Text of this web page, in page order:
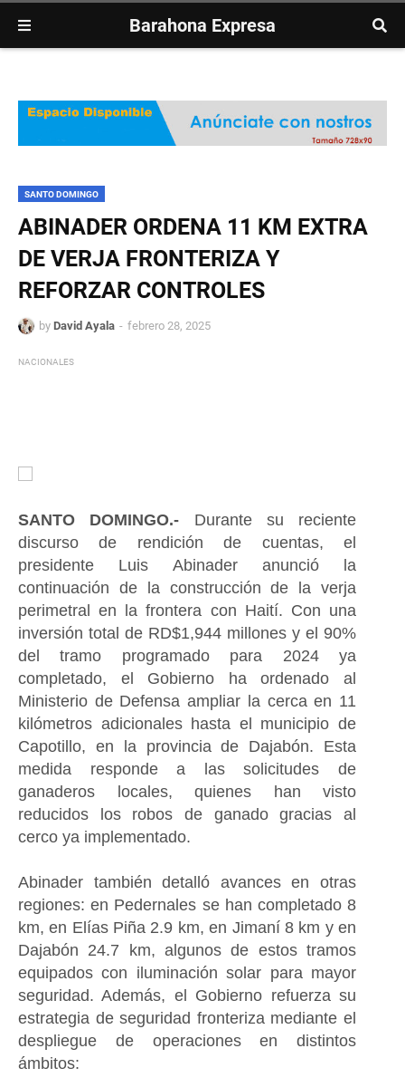
Barahona Expresa
SANTO DOMINGO
ABINADER ORDENA 11 KM EXTRA
DE VERJA FRONTERIZA Y
REFORZAR CONTROLES
by David Ayala febrero 28, 2025
NACIONALES
SANTO DOMINGO.- Durante su reciente
discurso de rendición de cuentas, el
presidente Luis Abinader anunció la
continuación de la construcción de la verja
perimetral en la frontera con Haití. Con una
inversión total de RD$1,944 millones y el 90%
del tramo programado para 2024 ya
completado, el Gobierno ha ordenado al
Ministerio de Defensa ampliar la cerca en 11
kilómetros adicionales hasta el municipio de
Capotillo, en la provincia de Dajabón. Esta
medida responde a las solicitudes de
ganaderos locales, quienes han visto
reducidos los robos de ganado gracias al
cerco ya implementado.
Abinader también detalló avances en otras
regiones: en Pedernales se han completado 8
km, en Elías Piña 2.9 km, en Jimaní 8 km y en
Dajabón 24.7 km, algunos de estos tramos
equipados con iluminación solar para mayor
seguridad. Además, el Gobierno refuerza su
estrategia de seguridad fronteriza mediante el
despliegue de operaciones en distintos
ámbitos: